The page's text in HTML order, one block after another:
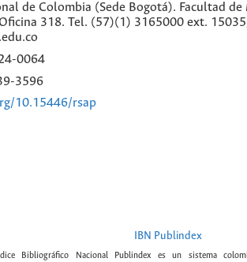
de Colombia (Sede Bogotá). Facultad
318. Tel. (57)(1) 3165000 ext.
0064
3596
10.15446/rsap
IBN Publindex
Bibliográfico Nacional Publindex es un sistema